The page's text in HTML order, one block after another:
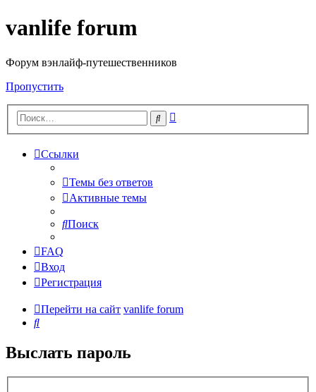
vanlife forum
Форум вэнлайф-путешественников
Пропустить
Поиск
Ссылки
Темы без ответов
Активные темы
Поиск
FAQ
Вход
Регистрация
Перейти на сайт vanlife forum
Поиск
Выслать пароль